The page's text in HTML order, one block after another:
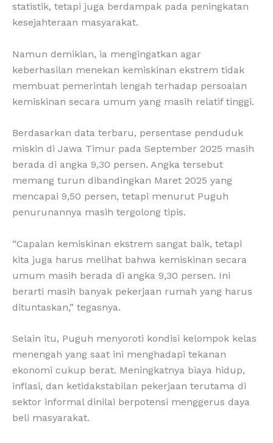
statistik, tetapi juga berdampak pada peningkatan
kesejahteraan masyarakat.
Namun demikian, ia mengingatkan agar
keberhasilan menekan kemiskinan ekstrem tidak
membuat pemerintah lengah terhadap persoalan
kemiskinan secara umum yang masih relatif tinggi.
Berdasarkan data terbaru, persentase penduduk
miskin di Jawa Timur pada September 2025 masih
berada di angka 9,30 persen. Angka tersebut
memang turun dibandingkan Maret 2025 yang
mencapai 9,50 persen, tetapi menurut Puguh
penurunannya masih tergolong tipis.
“Capaian kemiskinan ekstrem sangat baik, tetapi
kita juga harus melihat bahwa kemiskinan secara
umum masih berada di angka 9,30 persen. Ini
berarti masih banyak pekerjaan rumah yang harus
dituntaskan,” tegasnya.
Selain itu, Puguh menyoroti kondisi kelompok kelas
menengah yang saat ini menghadapi tekanan
ekonomi cukup berat. Meningkatnya biaya hidup,
inflasi, dan ketidakstabilan pekerjaan terutama di
sektor informal dinilai berpotensi menggerus daya
beli masyarakat.